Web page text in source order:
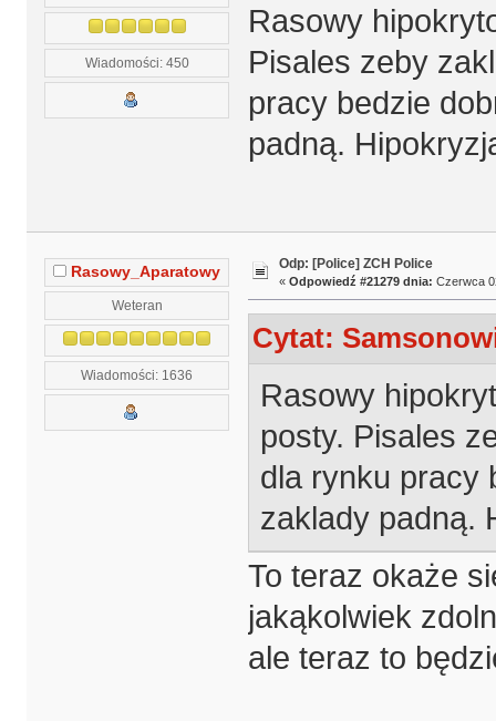
Wiadomości: 450
Rasowy
Pisales zeby
pracy bedzie
padną.
Rasowy_Aparatowy
Weteran
Wiadomości: 1636
Odp: [Police] ZCH Police
« Odpowiedź #21279 dnia: Czerwca
Cytat:
Rasowy
posty. Pisales
dla rynku pracy
zaklady padną.
To teraz okaże
jakąkolwiek
ale teraz to